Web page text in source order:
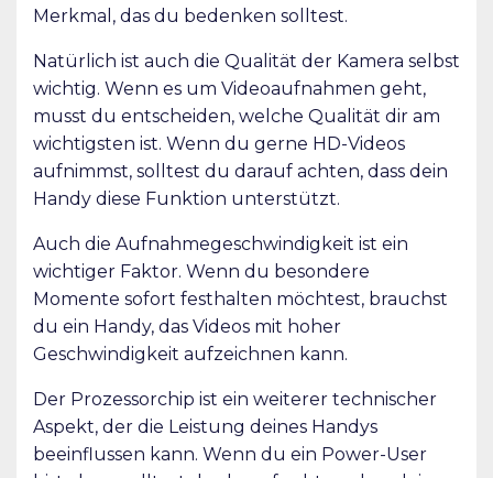
Merkmal, das du bedenken solltest.
Natürlich ist auch die Qualität der Kamera selbst
wichtig. Wenn es um Videoaufnahmen geht,
musst du entscheiden, welche Qualität dir am
wichtigsten ist. Wenn du gerne HD-Videos
aufnimmst, solltest du darauf achten, dass dein
Handy diese Funktion unterstützt.
Auch die Aufnahmegeschwindigkeit ist ein
wichtiger Faktor. Wenn du besondere
Momente sofort festhalten möchtest, brauchst
du ein Handy, das Videos mit hoher
Geschwindigkeit aufzeichnen kann.
Der Prozessorchip ist ein weiterer technischer
Aspekt, der die Leistung deines Handys
beeinflussen kann. Wenn du ein Power-User